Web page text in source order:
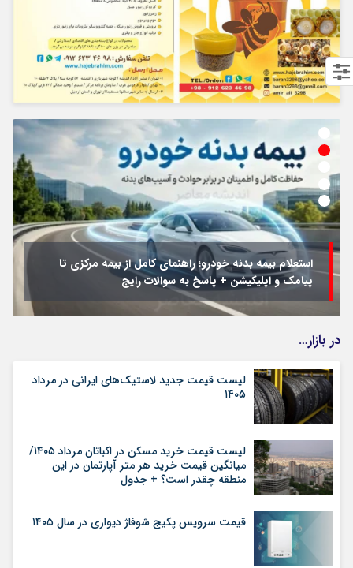
استعلام بیمه بدنه خودرو؛ راهنمای کامل از بیمه مرکزی تا
پیامک و اپلیکیشن + پاسخ به سوالات رایج
در بازار…
لیست قیمت جدید لاستیک‌های ایرانی در مرداد
۱۴۰۵
لیست قیمت خرید مسکن در اکباتان مرداد ۱۴۰۵/
میانگین قیمت خرید هر متر آپارتمان در این
منطقه چقدر است؟ + جدول
قیمت سرویس پکیج شوفاژ دیواری در سال ۱۴۰۵